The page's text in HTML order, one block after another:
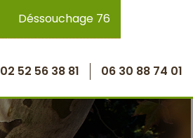
Déssouchage 76
02 52 56 38 81 06 30 88 74 01